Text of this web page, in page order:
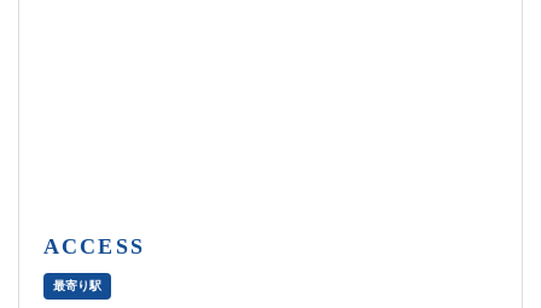
ACCESS
最寄り駅